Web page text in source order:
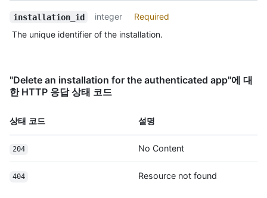
  },
  "events": [
  "single_file_name": "config.yaml",
  "has_multiple_single_files": true,
    ".github/issue_TEMPLATE.md"
  "repository_selection": "selected",
  "created_at": "2017-07-08T16:18:44-04:00",
  "updated_at": "2017-07-08T16:18:44-04:00",
installation_id integer
Required
The unique identifier of the installation.
"Delete an installation for the authenticated app"에 대
한 HTTP 응답 상태 코드
상태 코드 설명
204 No Content
404 Resource not found